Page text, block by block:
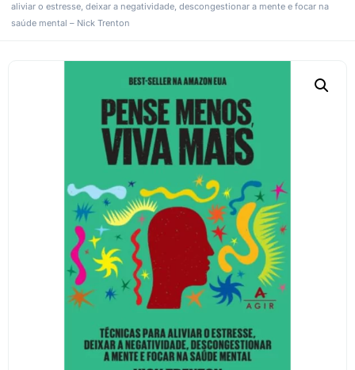
aliviar o estresse, deixar a negatividade, descongestionar a mente e focar na
saúde mental – Nick Trenton